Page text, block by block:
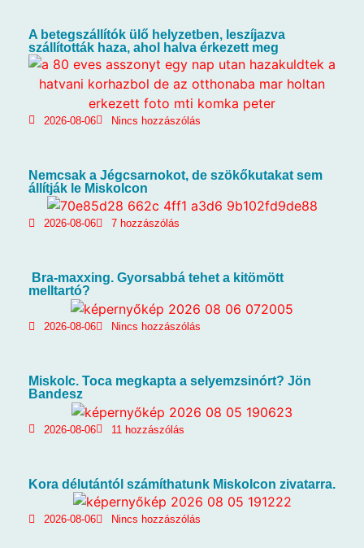
A betegszállítók ülő helyzetben, leszíjazva
szállították haza, ahol halva érkezett meg
2026-08-06 Nincs hozzászólás
Nemcsak a Jégcsarnokot, de szökőkutakat sem
állítják le Miskolcon
2026-08-06 7 hozzászólás
Bra-maxxing. Gyorsabbá tehet a kitömött
melltartó?
2026-08-06 Nincs hozzászólás
Miskolc. Toca megkapta a selyemzsinórt? Jön
Bandesz
2026-08-06 11 hozzászólás
Kora délutántól számíthatunk Miskolcon zivatarra.
2026-08-06 Nincs hozzászólás